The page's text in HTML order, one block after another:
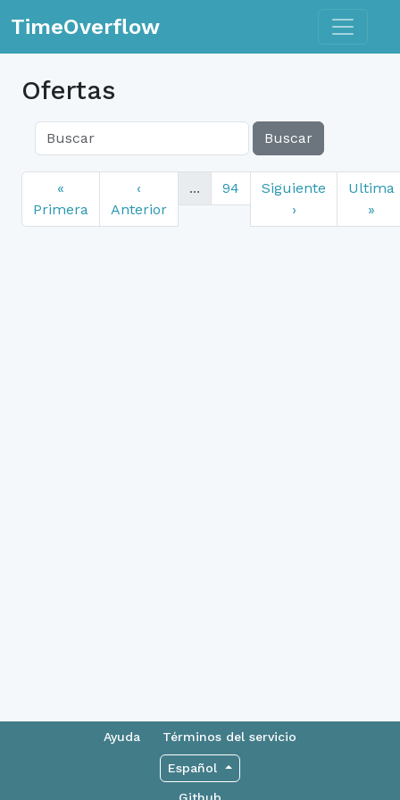
TimeOverflow Toggle
Ofertas
Buscar
«
Primera
‹
Anterior
... 94
Siguiente
›
Ultima
»
Ayuda Términos del servicio
Español